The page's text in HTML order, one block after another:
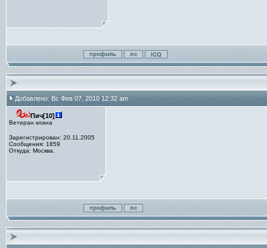
Добавлено: Вс Фев 07, 2010 12:32 am
Пич[10]
Ветеран клана
Зарегистрирован: 20.11.2005
Сообщения: 1859
Откуда: Москва.